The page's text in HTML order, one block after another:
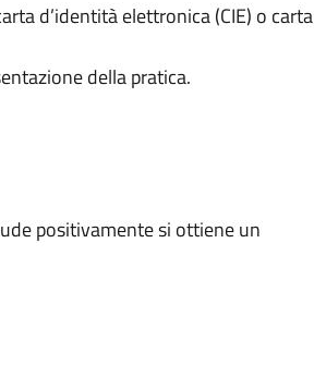
d’identità elettronica (CIE) o carta
della pratica.
positivamente si ottiene un